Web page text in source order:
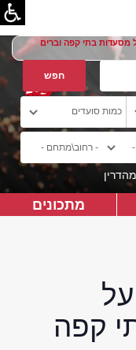
מסעדות בתי קפה וברים
מהדרין
מתכונים
קפה